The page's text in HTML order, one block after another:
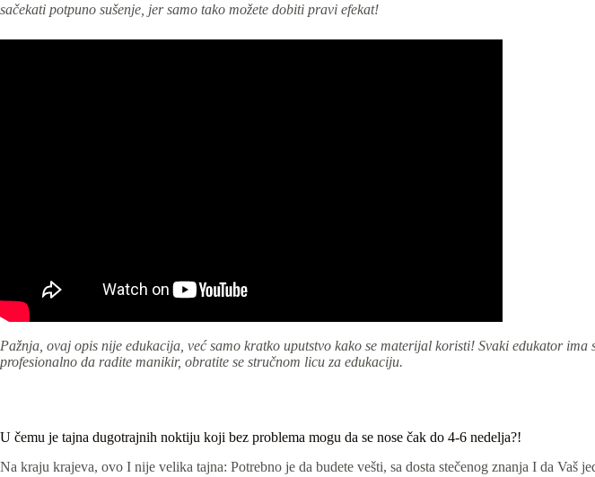
sačekati potpuno sušenje, jer samo tako možete dobiti pravi efekat!
Pažnja, ovaj opis nije edukacija, već samo kratko uputstvo kako se materijal koristi! Svaki edukator
profesionalno da radite manikir, obratite se stručnom licu za edukaciju.
U čemu je tajna dugotrajnih noktiju koji bez problema mogu da se nose čak do 4-6 nedelja?!
Na kraju krajeva, ovo I nije velika tajna: Potrebno je da budete vešti, sa dosta stečenog znanja I da